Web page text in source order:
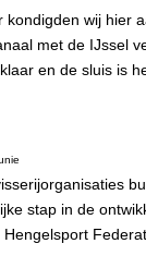
kondigden wij hier
met de IJssel
en de sluis is
stap in de
Hengelsport